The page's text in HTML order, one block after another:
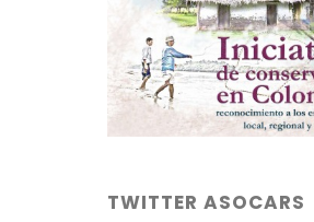
TWITTER ASOCARS